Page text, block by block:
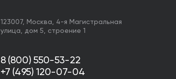
123007, Москва, 4-я Магистральная
улица, дом 5, строение 1
8 (800) 550-53-22
+7 (495) 120-07-04